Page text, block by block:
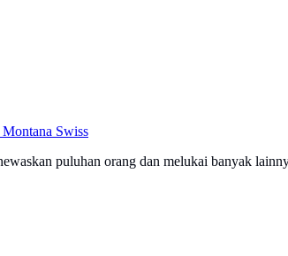
Swiss
puluhan orang dan melukai banyak